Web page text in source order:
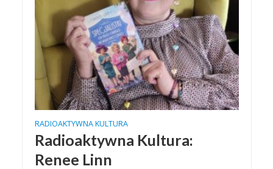
RADIOAKTYWNA KULTURA
Radioaktywna Kultura:
Renee Linn